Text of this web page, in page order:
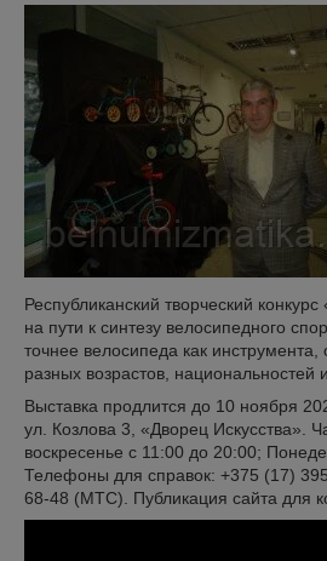
Республиканский творческий
на пути к синтезу велосипедного
точнее велосипеда как
разных возрастов, национальностей
Выставка продлится до 10 ноября
ул. Козлова 3, «Дворец Искусства».
воскресенье с 11:00 до 20:00;
Телефоны для справок: +375 (17)
68-48 (МТС). Публикация сайта для